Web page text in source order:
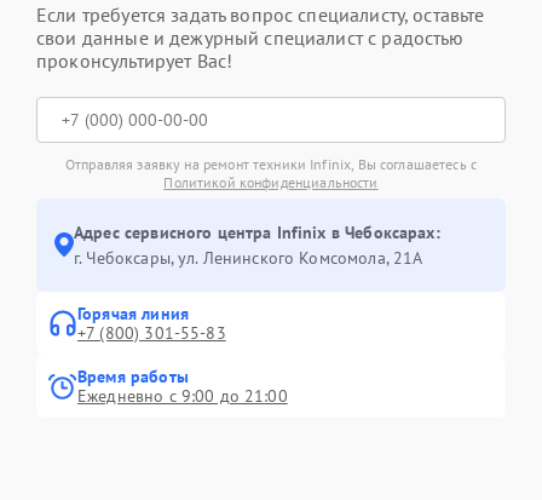
Если требуется задать вопрос специалисту, оставьте
свои данные и дежурный специалист с радостью
проконсультирует Вас!
Отправляя заявку на ремонт техники Infinix, Вы соглашаетесь с
Политикой конфиденциальности
Адрес сервисного центра Infinix в Чебоксарах:
г. Чебоксары, ул. Ленинского Комсомола, 21А
Горячая линия
+7 (800) 301-55-83
Время работы
Ежедневно с 9:00 до 21:00